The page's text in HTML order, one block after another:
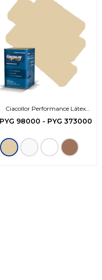
Ciacollor Performance Látex
Acrílico
PYG 98000 - PYG 373000